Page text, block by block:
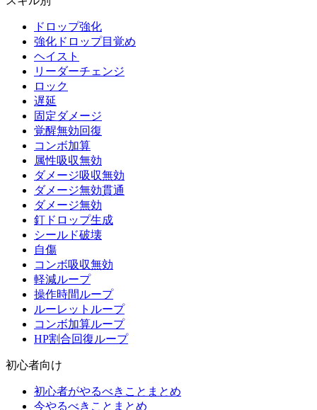
ドロップ強化
強化ドロップ目覚め
ヘイスト
リーダーチェンジ
ロック
遅延
固定ダメージ
覚醒無効回復
コンボ加算
属性吸収無効
ダメージ吸収無効
ダメージ無効貫通
ダメージ無効
釘ドロップ生成
シールド破壊
自傷
コンボ吸収無効
軽減ループ
操作時間ループ
ルーレットループ
コンボ加算ループ
HP割合回復ループ
初心者向け
初心者がやるべきことまとめ
今やるべきことまとめ